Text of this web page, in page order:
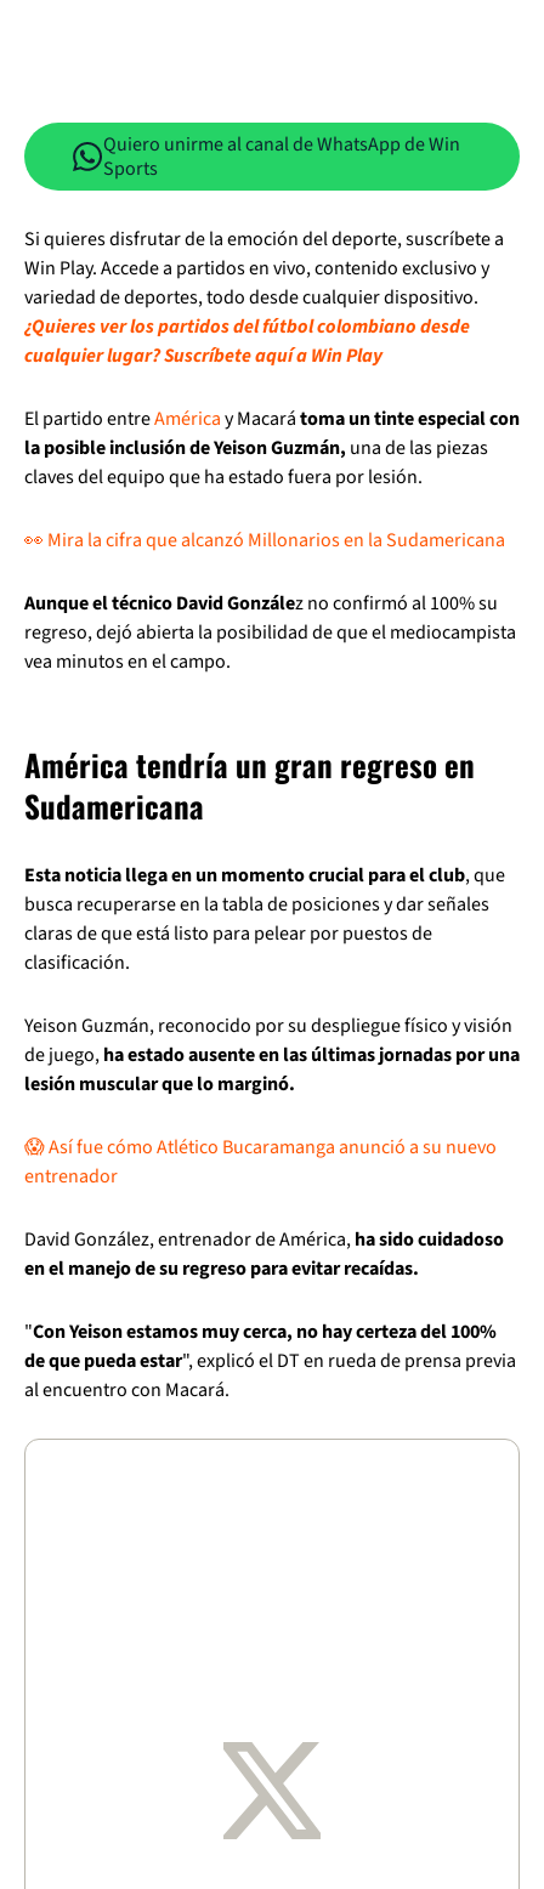
Quiero unirme al canal de WhatsApp de Win
Sports
Si quieres disfrutar de la emoción del deporte, suscríbete a
Win Play. Accede a partidos en vivo, contenido exclusivo y
variedad de deportes, todo desde cualquier dispositivo.
¿Quieres ver los partidos del fútbol colombiano desde
cualquier lugar? Suscríbete aquí a Win Play
El partido entreAméricay Macarátoma un tinte especial con
la posible inclusión de Yeison Guzmán, una de las piezas
claves del equipo que ha estado fuera por lesión.
👀 Mira la cifra que alcanzó Millonarios en la Sudamericana
Aunque el técnico David González no confirmó al 100% su
regreso, dejó abierta la posibilidad de que el mediocampista
vea minutos en el campo.
América tendría un gran regreso en
Sudamericana
Esta noticia llega en un momento crucial para el club, que
busca recuperarse en la tabla de posiciones y dar señales
claras de que está listo para pelear por puestos de
clasificación.
Yeison Guzmán, reconocido por su despliegue físico y visión
de juego,ha estado ausente en las últimas jornadas por una
lesión muscular que lo marginó.
😱 Así fue cómo Atlético Bucaramanga anunció a su nuevo
entrenador
David González, entrenador de América,ha sido cuidadoso
en el manejo de su regreso para evitar recaídas.
"Con Yeison estamos muy cerca, no hay certeza del 100%
de que pueda estar", explicó el DT en rueda de prensa previa
al encuentro con Macará.